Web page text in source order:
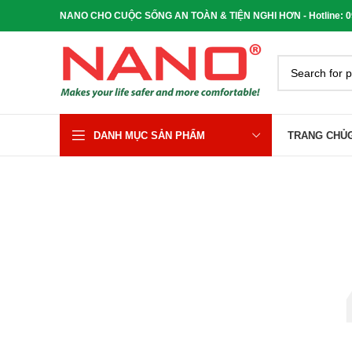
NANO CHO CUỘC SỐNG AN TOÀN & TIỆN NGHI HƠN - Hotline:
DANH MỤC SẢN PHẨM TRANG CHỦ